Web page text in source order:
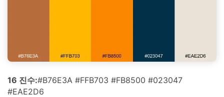
16 진수:#B76E3A #FFB703 #FB8500 #023047
#EAE2D6